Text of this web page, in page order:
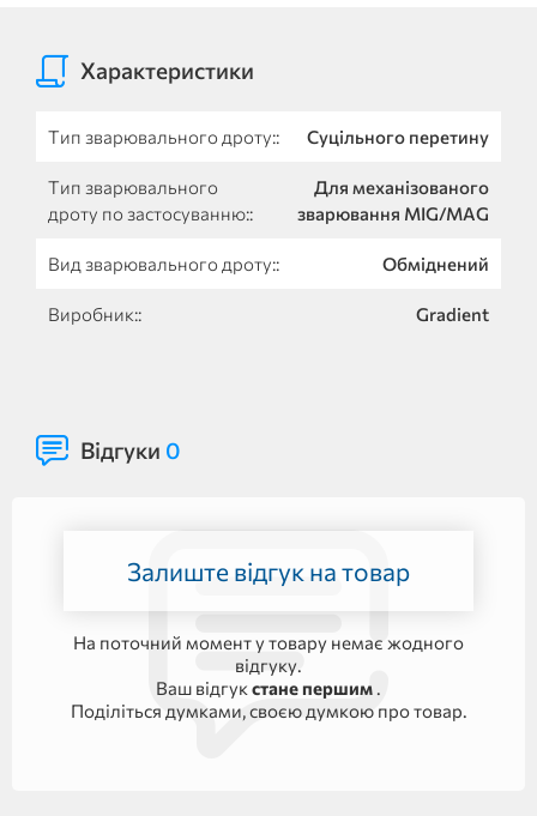
Характеристики
Тип зварювального дроту:: Суцільного перетину
Тип зварювального
дроту по застосуванню::
Для механізованого
зварювання MIG/MAG
Вид зварювального дроту:: Обміднений
Виробник:: Gradient
Відгуки 0
Залиште відгук на товар
На поточний момент у товару немає жодного
відгуку.
Ваш відгук стане першим .
Поділіться думками, своєю думкою про товар.